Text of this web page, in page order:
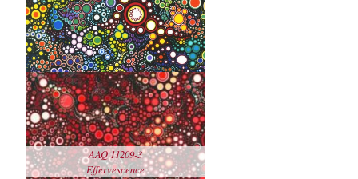
sehen
echo
$this-
>generateAttribute('sku');
AAQ 11209-3
Effervescence
Details